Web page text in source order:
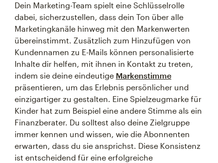
Dein Marketing-Team spielt eine Schlüsselrolle
dabei, sicherzustellen, dass dein Ton über alle
Marketingkanäle hinweg mit den Markenwerten
übereinstimmt. Zusätzlich zum Hinzufügen von
Kundennamen zu E-Mails können personalisierte
Inhalte dir helfen, mit ihnen in Kontakt zu treten,
indem sie deine eindeutige Markenstimme
präsentieren, um das Erlebnis persönlicher und
einzigartiger zu gestalten. Eine Spielzeugmarke für
Kinder hat zum Beispiel eine andere Stimme als ein
Finanzberater. Du solltest also deine Zielgruppe
immer kennen und wissen, wie die Abonnenten
erwarten, dass du sie ansprichst. Diese Konsistenz
ist entscheidend für eine erfolgreiche